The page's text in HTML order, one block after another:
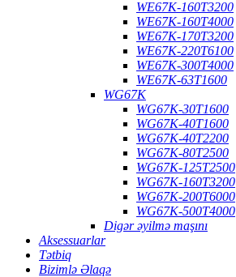
WE67K-160T3200
WE67K-160T4000
WE67K-170T3200
WE67K-220T6100
WE67K-300T4000
WE67K-63T1600
WG67K
WG67K-30T1600
WG67K-40T1600
WG67K-40T2200
WG67K-80T2500
WG67K-125T2500
WG67K-160T3200
WG67K-200T6000
WG67K-500T4000
Digər əyilmə maşını
Aksessuarlar
Tətbiq
Bizimlə Əlaqə